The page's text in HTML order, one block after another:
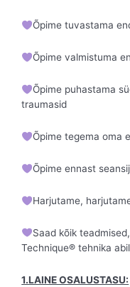
Õpime tuvastama
Õpime valmistuma
Õpime puhastama
traumasid
Õpime tegema oma
Õpime ennast
Harjutame,
Saad kõik
Technique® tehnika
1.LAINE OSALUSTASU: